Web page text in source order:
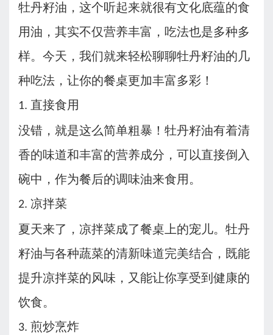
牡丹籽油，这个听起来就很有文化底蕴的食
用油，其实不仅营养丰富，吃法也是多种多
样。今天，我们就来轻松聊聊牡丹籽油的几
种吃法，让你的餐桌更加丰富多彩！
1. 直接食用
没错，就是这么简单粗暴！牡丹籽油有着清
香的味道和丰富的营养成分，可以直接倒入
碗中，作为餐后的调味油来食用。
2. 凉拌菜
夏天来了，凉拌菜成了餐桌上的宠儿。牡丹
籽油与各种蔬菜的清新味道完美结合，既能
提升凉拌菜的风味，又能让你享受到健康的
饮食。
3. 煎炒烹炸